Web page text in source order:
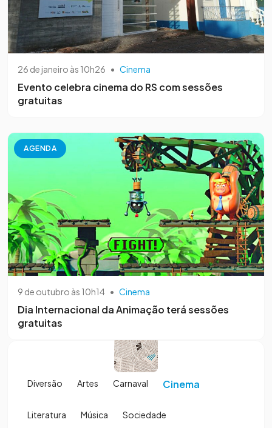
26 de janeiro às 10h26 • Cinema
Evento celebra cinema do RS com sessões
gratuitas
AGENDA
9 de outubro às 10h14 • Cinema
Dia Internacional da Animação terá sessões
gratuitas
Diversão Artes Carnaval Cinema
Literatura Música Sociedade